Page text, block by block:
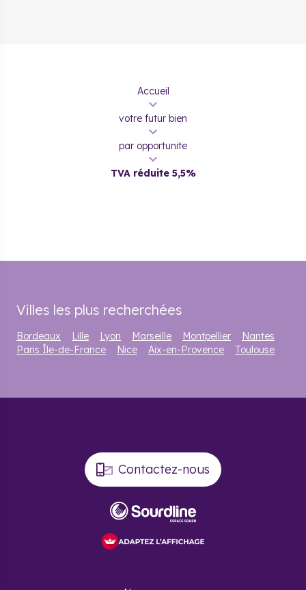
Accueil
votre futur bien
par opportunite
TVA réduite 5,5%
Villes les plus recherchées
Bordeaux Lille Lyon Marseille Montpellier
Nantes
Paris Île-de-France
Nice Aix-en-Provence Toulouse
Contactez-nous